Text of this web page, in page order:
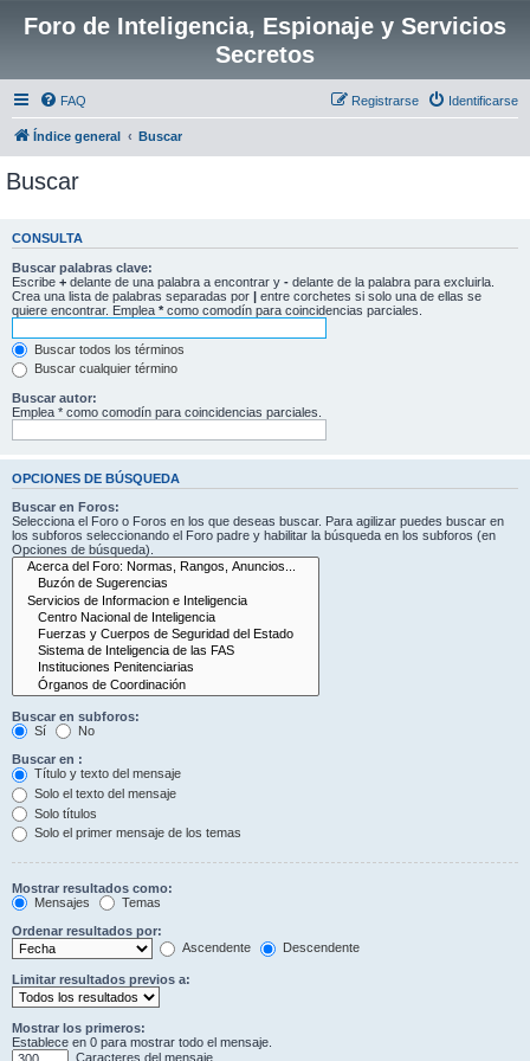
Foro de Inteligencia, Espionaje y Servicios
Secretos
FAQ Identificarse
Registrarse
Índice general Buscar
Buscar
CONSULTA
Buscar palabras clave:
Escribe + delante de una palabra a encontrar y - delante de la palabra para excluirla.
Crea una lista de palabras separadas por | entre corchetes si solo una de ellas se
quiere encontrar. Emplea * como comodín para coincidencias parciales.
Buscar todos los términos
Buscar cualquier término
Buscar autor:
Emplea * como comodín para coincidencias parciales.
OPCIONES DE BÚSQUEDA
Buscar en Foros:
Selecciona el Foro o Foros en los que deseas buscar. Para agilizar puedes buscar en
los subforos seleccionando el Foro padre y habilitar la búsqueda en los subforos (en
Opciones de búsqueda).
Buscar en subforos:
Sí
No
Buscar en :
Título y texto del mensaje
Solo el texto del mensaje
Solo títulos
Solo el primer mensaje de los temas
Mostrar resultados como:
Mensajes
Temas
Ordenar resultados por:
Ascendente
Descendente
Limitar resultados previos a:
Mostrar los primeros:
Establece en 0 para mostrar todo el mensaje.
Caracteres del mensaje